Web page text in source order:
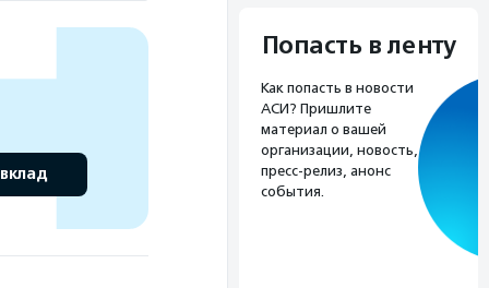
Попасть в ленту
Как попасть в новости
АСИ? Пришлите
материал о вашей
организации, новость,
пресс-релиз, анонс
события.